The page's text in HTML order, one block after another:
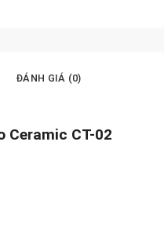
ĐÁNH GIÁ (0)
Ceramic CT-02